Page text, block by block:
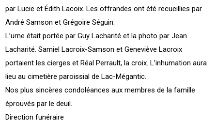
par Lucie et Édith Lacoix. Les offrandes ont été recueillies par
André Samson et Grégoire Séguin.
L’urne était portée par Guy Lacharité et la photo par Jean
Lacharité. Samiel Lacroix-Samson et Geneviève Lacroix
portaient les cierges et Réal Perrault, la croix. L’inhumation aura
lieu au cimetière paroissial de Lac-Mégantic.
Nos plus sincères condoléances aux membres de la famille
éprouvés par le deuil.
Direction funéraire